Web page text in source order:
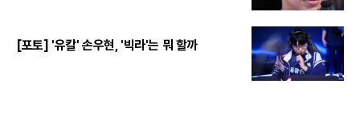
[포토] '유칼' 손우현, '빅라'는 뭐 할까